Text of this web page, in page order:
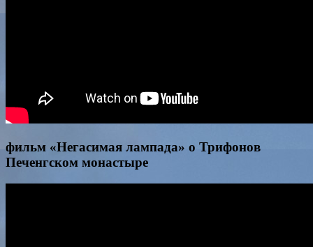
фильм «Негасимая лампада» о Трифонов
Печенгском монастыре